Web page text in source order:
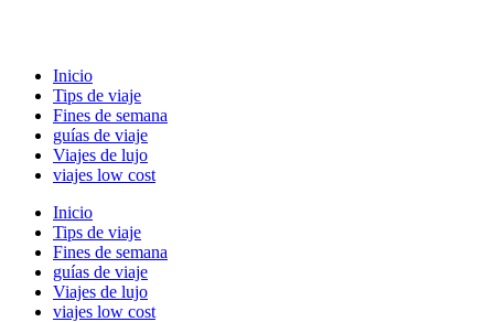
Inicio
Tips de viaje
Fines de semana
guías de viaje
Viajes de lujo
viajes low cost
Inicio
Tips de viaje
Fines de semana
guías de viaje
Viajes de lujo
viajes low cost